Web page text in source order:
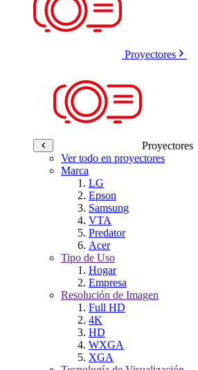
Proyectores
Proyectores
Ver todo en proyectores
Marca
LG
Epson
Samsung
VTA
Predator
Acer
Tipo de Uso
Hogar
Empresa
Resolución de Imagen
Full HD
4K
HD
WXGA
XGA